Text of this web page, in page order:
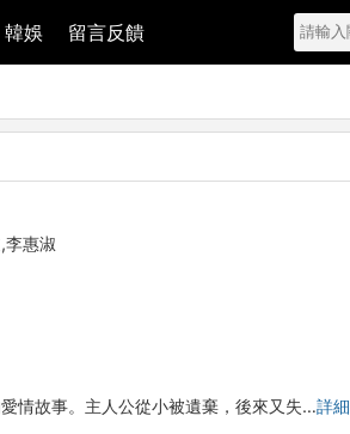
韓娛 留言反饋
李惠淑
情故事。主人公從小被遺棄，後來又失…詳細